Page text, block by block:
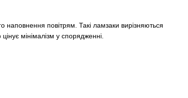
наповнення повітрям. Такі ламзаки вирізняються
мінімалізм у спорядженні.